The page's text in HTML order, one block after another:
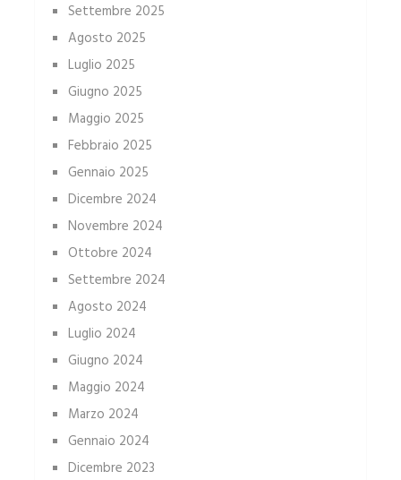
Settembre 2025
Agosto 2025
Luglio 2025
Giugno 2025
Maggio 2025
Febbraio 2025
Gennaio 2025
Dicembre 2024
Novembre 2024
Ottobre 2024
Settembre 2024
Agosto 2024
Luglio 2024
Giugno 2024
Maggio 2024
Marzo 2024
Gennaio 2024
Dicembre 2023